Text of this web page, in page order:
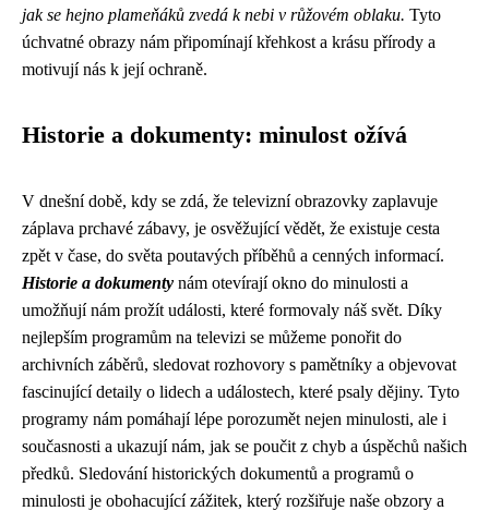
jak se hejno plameňáků zvedá k nebi v růžovém oblaku. Tyto
úchvatné obrazy nám připomínají křehkost a krásu přírody a
motivují nás k její ochraně.
Historie a dokumenty: minulost ožívá
V dnešní době, kdy se zdá, že televizní obrazovky zaplavuje
záplava prchavé zábavy, je osvěžující vědět, že existuje cesta
zpět v čase, do světa poutavých příběhů a cenných informací.
Historie a dokumenty nám otevírají okno do minulosti a
umožňují nám prožít události, které formovaly náš svět. Díky
nejlepším programům na televizi se můžeme ponořit do
archivních záběrů, sledovat rozhovory s pamětníky a objevovat
fascinující detaily o lidech a událostech, které psaly dějiny. Tyto
programy nám pomáhají lépe porozumět nejen minulosti, ale i
současnosti a ukazují nám, jak se poučit z chyb a úspěchů našich
předků. Sledování historických dokumentů a programů o
minulosti je obohacující zážitek, který rozšiřuje naše obzory a